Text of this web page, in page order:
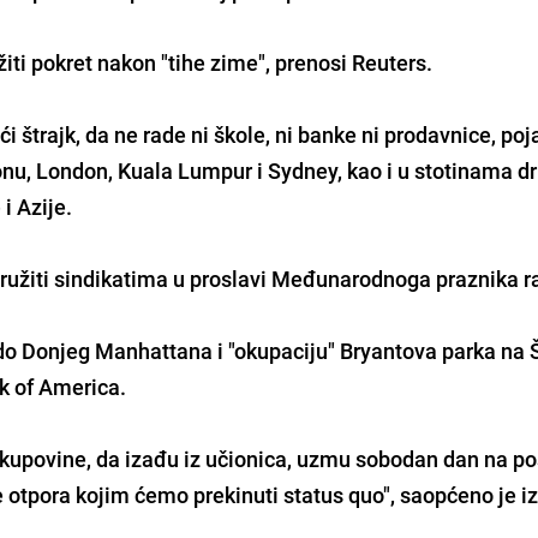
pokret nakon "tihe zime", prenosi Reuters.
štrajk, da ne rade ni škole, ni banke ni prodavnice,
London, Kuala Lumpur i Sydney, kao i u stotinama
i Azije.
sindikatima u proslavi Međunarodnoga praznika
Donjeg Manhattana i "okupaciju" Bryantova parka na
of America.
da izađu iz učionica, uzmu sobodan dan na
kojim ćemo prekinuti status quo", saopćeno je iz